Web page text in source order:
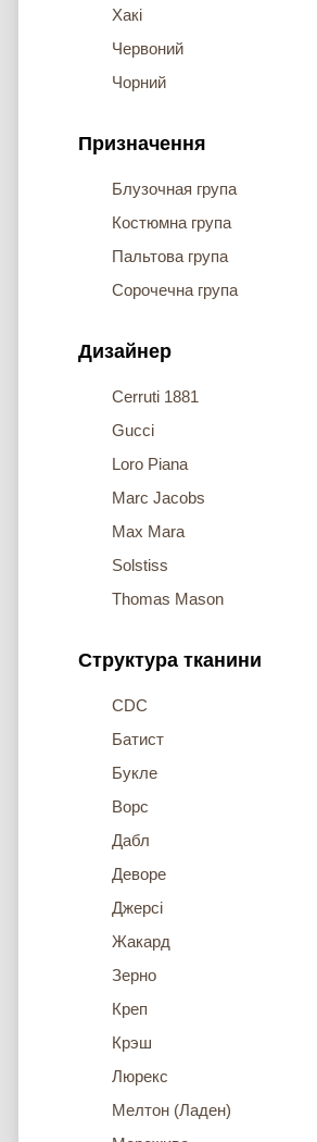
Хакі
Червоний
Чорний
Призначення
Блузочная група
Костюмна група
Пальтова група
Сорочечна група
Дизайнер
Cerruti 1881
Gucci
Loro Piana
Marc Jacobs
Max Mara
Solstiss
Thomas Mason
Структура тканини
CDC
Батист
Букле
Ворс
Дабл
Деворе
Джерсі
Жакард
Зерно
Креп
Крэш
Люрекс
Мелтон (Ладен)